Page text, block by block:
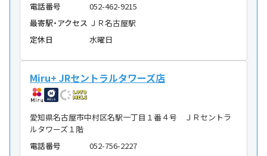
電話番号
052-462-9215
最寄駅・アクセス ＪＲ名古屋駅
定休日
水曜日
Miru+ JRセントラルタワーズ店
愛知県名古屋市中村区名駅一丁目１番４号 ＪＲセントラ
ルタワーズ１階
電話番号
052-756-2227